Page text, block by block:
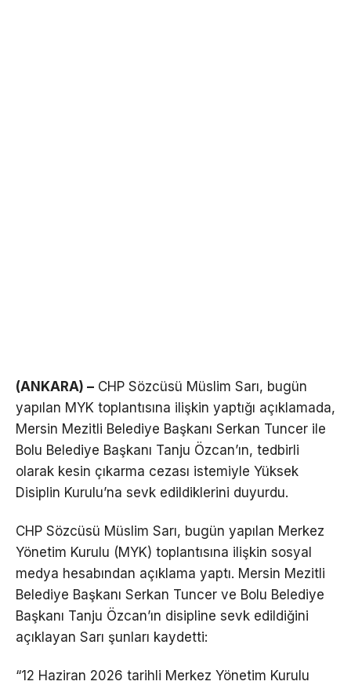
(ANKARA) – CHP Sözcüsü Müslim Sarı, bugün
yapılan MYK toplantısına ilişkin yaptığı açıklamada,
Mersin Mezitli Belediye Başkanı Serkan Tuncer ile
Bolu Belediye Başkanı Tanju Özcan’ın, tedbirli
olarak kesin çıkarma cezası istemiyle Yüksek
Disiplin Kurulu’na sevk edildiklerini duyurdu.
CHP Sözcüsü Müslim Sarı, bugün yapılan Merkez
Yönetim Kurulu (MYK) toplantısına ilişkin sosyal
medya hesabından açıklama yaptı. Mersin Mezitli
Belediye Başkanı Serkan Tuncer ve Bolu Belediye
Başkanı Tanju Özcan’ın disipline sevk edildiğini
açıklayan Sarı şunları kaydetti:
“12 Haziran 2026 tarihli Merkez Yönetim Kurulu